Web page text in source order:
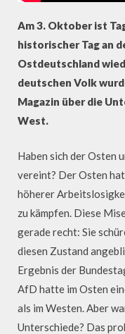
Am 3. Oktober ist
historischer Tag an
Ostdeutschland
deutschen Volk
Magazin über die
West.
Haben sich der Osten
vereint? Der Osten
höherer
zu kämpfen. Diese
gerade recht: Sie
diesen Zustand
Ergebnis der
AfD hatte im Osten
als im Westen. Aber
Unterschiede? Das